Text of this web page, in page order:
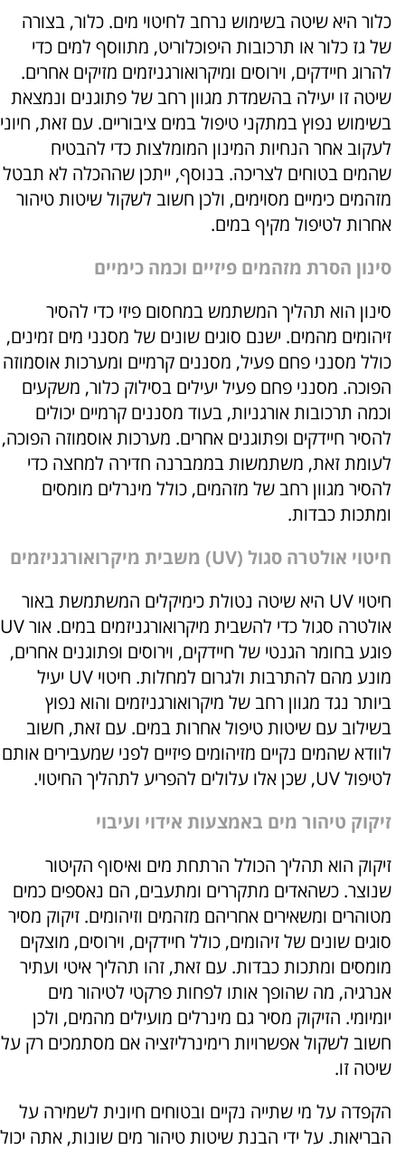
כלור היא שיטה בשימוש נרחב לחיטוי מים. כלור, בצורה
של גז כלור או תרכובות היפוכלוריט, מתווסף למים כדי
להרוג חיידקים, וירוסים ומיקרואורגניזמים מזיקים אחרים.
שיטה זו יעילה בהשמדת מגוון רחב של פתוגנים ונמצאת
בשימוש נפוץ במתקני טיפול במים ציבוריים. עם זאת, חיוני
לעקוב אחר הנחיות המינון המומלצות כדי להבטיח
שהמים בטוחים לצריכה. בנוסף, ייתכן שההכלה לא תבטל
מזהמים כימיים מסוימים, ולכן חשוב לשקול שיטות טיהור
אחרות לטיפול מקיף במים.
סינון הסרת מזהמים פיזיים וכמה כימיים
סינון הוא תהליך המשתמש במחסום פיזי כדי להסיר
זיהומים מהמים. ישנם סוגים שונים של מסנני מים זמינים,
כולל מסנני פחם פעיל, מסננים קרמיים ומערכות אוסמוזה
הפוכה. מסנני פחם פעיל יעילים בסילוק כלור, משקעים
וכמה תרכובות אורגניות, בעוד מסננים קרמיים יכולים
להסיר חיידקים ופתוגנים אחרים. מערכות אוסמוזה הפוכה,
לעומת זאת, משתמשות בממברנה חדירה למחצה כדי
להסיר מגוון רחב של מזהמים, כולל מינרלים מומסים
ומתכות כבדות.
חיטוי אולטרה סגול (UV) משבית מיקרואורגניזמים
חיטוי UV היא שיטה נטולת כימיקלים המשתמשת באור
אולטרה סגול כדי להשבית מיקרואורגניזמים במים. אור UV
פוגע בחומר הגנטי של חיידקים, וירוסים ופתוגנים אחרים,
מונע מהם להתרבות ולגרום למחלות. חיטוי UV יעיל
ביותר נגד מגוון רחב של מיקרואורגניזמים והוא נפוץ
בשילוב עם שיטות טיפול אחרות במים. עם זאת, חשוב
לוודא שהמים נקיים מזיהומים פיזיים לפני שמעבירים אותם
לטיפול UV, שכן אלו עלולים להפריע לתהליך החיטוי.
זיקוק טיהור מים באמצעות אידוי ועיבוי
זיקוק הוא תהליך הכולל הרתחת מים ואיסוף הקיטור
שנוצר. כשהאדים מתקררים ומתעבים, הם נאספים כמים
מטוהרים ומשאירים אחריהם מזהמים וזיהומים. זיקוק מסיר
סוגים שונים של זיהומים, כולל חיידקים, וירוסים, מוצקים
מומסים ומתכות כבדות. עם זאת, זהו תהליך איטי ועתיר
אנרגיה, מה שהופך אותו לפחות פרקטי לטיהור מים
יומיומי. הזיקוק מסיר גם מינרלים מועילים מהמים, ולכן
חשוב לשקול אפשרויות רימינרליזציה אם מסתמכים רק על
שיטה זו.
הקפדה על מי שתייה נקיים ובטוחים חיונית לשמירה על
הבריאות. על ידי הבנת שיטות טיהור מים שונות, אתה יכול